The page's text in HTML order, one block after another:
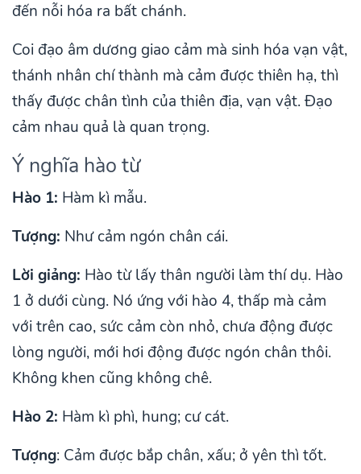
đến nỗi hóa ra bất chánh.
Coi đạo âm dương giao cảm mà sinh hóa vạn vật,
thánh nhân chí thành mà cảm được thiên hạ, thì
thấy được chân tình của thiên địa, vạn vật. Đạo
cảm nhau quả là quan trọng.
Ý nghĩa hào từ
Hào 1: Hàm kì mẫu.
Tượng: Như cảm ngón chân cái.
Lời giảng: Hào từ lấy thân người làm thí dụ. Hào
1 ở dưới cùng. Nó ứng với hào 4, thấp mà cảm
với trên cao, sức cảm còn nhỏ, chưa động được
lòng người, mới hơi động được ngón chân thôi.
Không khen cũng không chê.
Hào 2: Hàm kì phì, hung; cư cát.
Tượng: Cảm được bắp chân, xấu; ở yên thì tốt.